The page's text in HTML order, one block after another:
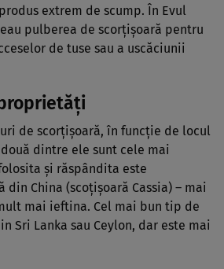
extrem de scump. În Evul
pulberea de scorţişoară pentru
de tuse sau a uscăciunii
de scorţişoară, în funcţie de locul
dintre ele sunt cele mai
şi răspândita este
China (scoţişoară Cassia) – mai
mai ieftina. Cel mai bun tip de
Sri Lanka sau Ceylon, dar este mai